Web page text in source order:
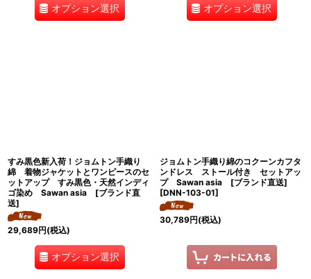
オプション選択 オプション選択
すみ黒色新入荷！ジョムトン手織り
綿 着物ジャケットとワンピースのセ
ットアップ すみ黒色・天然インディ
ゴ染め Sawan asia [ブランド直
送]
29,689円(税込)
オプション選択
ジョムトン手織り綿のコクーンカフタ
ンドレス ストール付き セットアッ
プ Sawan asia [ブランド直送]
[DNN-103-01]
30,789円(税込)